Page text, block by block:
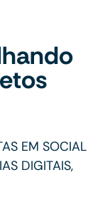
EM SOCIAL
DIGITAIS,